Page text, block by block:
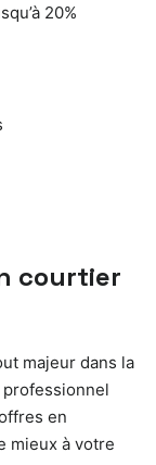
20%
courtier
majeur dans la
en
mieux à votre